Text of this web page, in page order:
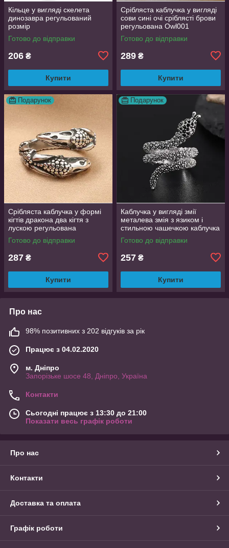
Кільце у вигляді скелета
динозавра регульований
розмір
Готово до відправки
206 ₴
Купити
Срібляста каблучка у вигляді
сови сині очі сріблясті брови
регульована Owl001
Готово до відправки
289 ₴
Купити
Подарунок
Срібляста каблучка у формі
кігтів дракона два кігтя з
лускою регульована
DragonClaw001
Готово до відправки
287 ₴
Купити
Подарунок
Каблучка у вигляді змії
металева змія з язиком і
стильною чашечкою каблучка
влада розмір регульований
Готово до відправки
257 ₴
Купити
Про нас
98% позитивних з 202 відгуків за рік
Працює з 04.02.2020
м. Дніпро
Запорізьке шосе 48, Дніпро, Україна
Контакти
Сьогодні працює з 13:30 до 21:00
Показати весь графік роботи
Про нас
Контакти
Доставка та оплата
Графік роботи